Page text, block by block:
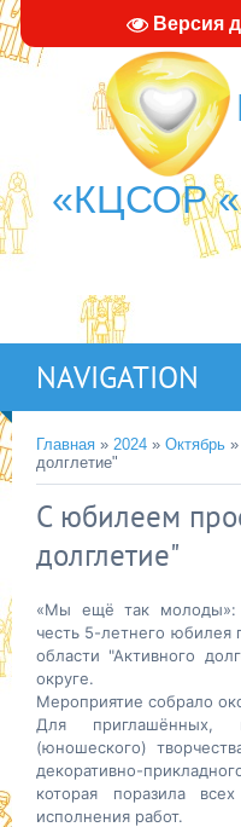
Версия
«КЦСОР
NAVIGATION
Главная » 2024 » Октябрь »
долглетие"
С юбилеем
долглетие"
«Мы ещё так молоды»:
честь 5-летнего юбилея
области "Активного
округе.
Мероприятие собрало
Для
(юношеского)
декоративно-
которая поразила
исполнения работ.